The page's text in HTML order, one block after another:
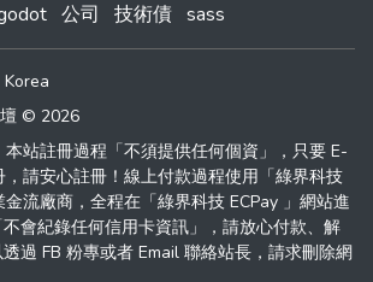
公司 技術債 sass
Korea
© 2026
站註冊過程「不須提供任何個資」，只要 E-
請安心註冊！線上付款過程使用「綠界科技
流廠商，全程在「綠界科技 ECPay 」網站進
會紀錄任何信用卡資訊」，請放心付款、解
過 FB 粉專或者 Email 聯絡站長，請求刪除網